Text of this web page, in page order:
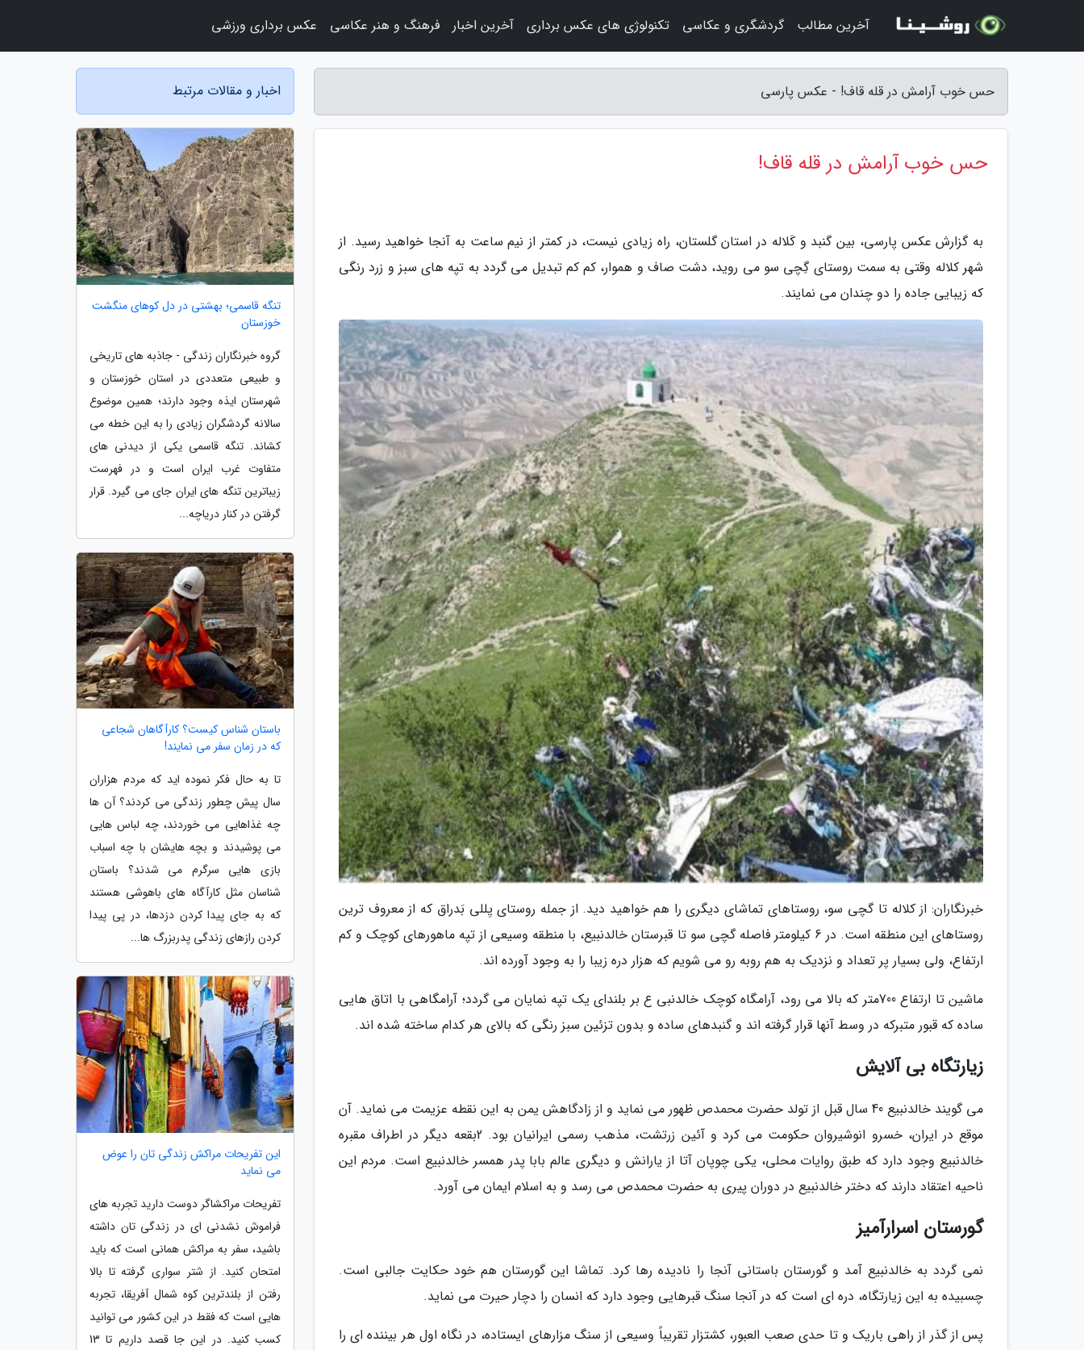
حس خوب آرامش در قله قاف! - عکس پارسی
حس خوب آرامش در قله قاف!
به گزارش عکس پارسی، بین گنبد و کَلاله در استان گلستان، راه زیادی نیست، در کمتر از نیم ساعت به آنجا خواهید رسید. از
شهر کلاله وقتی به سمت روستای گِچی سو می روید، دشت صاف و هموار، کم کم تبدیل می گردد به تپه های سبز و زرد رنگی
که زیبایی جاده را دو چندان می نمایند.
خبرنگاران: از کلاله تا گچی سو، روستاهای تماشای دیگری را هم خواهید دید. از جمله روستای یِللی بَدراق که از معروف ترین
روستاهای این منطقه است. در 6 کیلومتر فاصله گچی سو تا قبرستان خالدنبیع، با منطقه وسیعی از تپه ماهورهای کوچک و کم
ارتفاع، ولی بسیار پر تعداد و نزدیک به هم روبه رو می شویم که هزار دره زیبا را به وجود آورده اند.
ماشین تا ارتفاع 700متر که بالا می رود، آرامگاه کوچک خالدنبی ع بر بلندای یک تپه نمایان می گردد؛ آرامگاهی با اتاق هایی
ساده که قبور متبرکه در وسط آنها قرار گرفته اند و گنبدهای ساده و بدون تزئین سبز رنگی که بالای هر کدام ساخته شده اند.
زیارتگاه بی آلایش
می گویند خالدنبیع 40 سال قبل از تولد حضرت محمدص ظهور می نماید و از زادگاهش یمن به این نقطه عزیمت می نماید. آن
موقع در ایران، خسرو انوشیروان حکومت می کرد و آئین زرتشت، مذهب رسمی ایرانیان بود. 2بقعه دیگر در اطراف مقبره
خالدنبیع وجود دارد که طبق روایات محلی، یکی چوپان آتا از یارانش و دیگری عالم بابا پدر همسر خالدنبیع است. مردم این
ناحیه اعتقاد دارند که دختر خالدنبیع در دوران پیری به حضرت محمدص می رسد و به اسلام ایمان می آورد.
گورستان اسرارآمیز
نمی گردد به خالدنبیع آمد و گورستان باستانی آنجا را نادیده رها کرد. تماشا این گورستان هم خود حکایت جالبی است.
چسبیده به این زیارتگاه، دره ای است که در آنجا سنگ قبرهایی وجود دارد که انسان را دچار حیرت می نماید.
پس از گذر از راهی باریک و تا حدی صعب العبور، کشتزار تقریباً وسیعی از سنگ مزارهای ایستاده، در نگاه اول هر بیننده ای را
اخبار و مقالات مرتبط
تنگه قاسمی؛ بهشتی در دل کوهای منگشت
خوزستان
گروه خبرنگاران زندگی - جاذبه های تاریخی
و طبیعی متعددی در استان خوزستان و
شهرستان ایذه وجود دارند؛ همین موضوع
سالانه گردشگران زیادی را به این خطه می
کشاند. تنگه قاسمی یکی از دیدنی های
متفاوت غرب ایران است و در فهرست
زیباترین تنگه های ایران جای می گیرد. قرار
گرفتن در کنار دریاچه...
باستان شناس کیست؟ کارآگاهان شجاعی
که در زمان سفر می نمایند!
تا به حال فکر نموده اید که مردم هزاران
سال پیش چطور زندگی می کردند؟ آن ها
چه غذاهایی می خوردند، چه لباس هایی
می پوشیدند و بچه هایشان با چه اسباب
بازی هایی سرگرم می شدند؟ باستان
شناسان مثل کارآگاه های باهوشی هستند
که به جای پیدا کردن دزدها، در پی پیدا
کردن رازهای زندگی پدربزرگ ها...
این تفریحات مراکش زندگی تان را عوض
می نماید
تفریحات مراکشاگر دوست دارید تجربه های
فراموش نشدنی ای در زندگی تان داشته
باشید، سفر به مراکش همانی است که باید
امتحان کنید. از شتر سواری گرفته تا بالا
رفتن از بلندترین کوه شمال آفریقا، تجربه
هایی است که فقط در این کشور می توانید
کسب کنید. در این جا قصد داریم تا 13
آخرین مطالب گردشگری و عکاسی تکنولوژی های عکس برداری آخرین اخبار فرهنگ و هنر عکاسی عکس برداری ورزشی